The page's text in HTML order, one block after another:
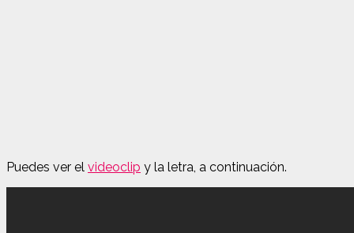
Puedes ver el videoclip y la letra, a continuación.